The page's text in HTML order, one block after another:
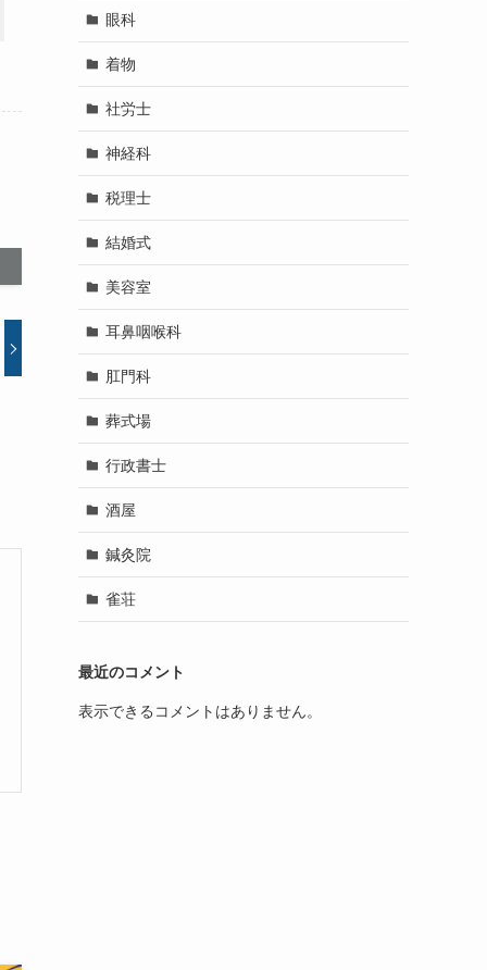
眼科
着物
社労士
神経科
税理士
結婚式
美容室
耳鼻咽喉科
肛門科
葬式場
行政書士
酒屋
鍼灸院
雀荘
最近のコメント
表示できるコメントはありません。